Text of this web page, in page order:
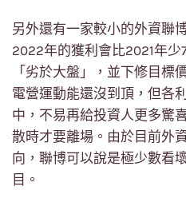
另外還有一家較小的外資聯
2022年的獲利會比2021年少
「劣於大盤」，並下修目標
電營運動能還沒到頂，但各
中，不易再給投資人更多驚
散時才要離場。由於目前外
向，聯博可以說是極少數看
目。